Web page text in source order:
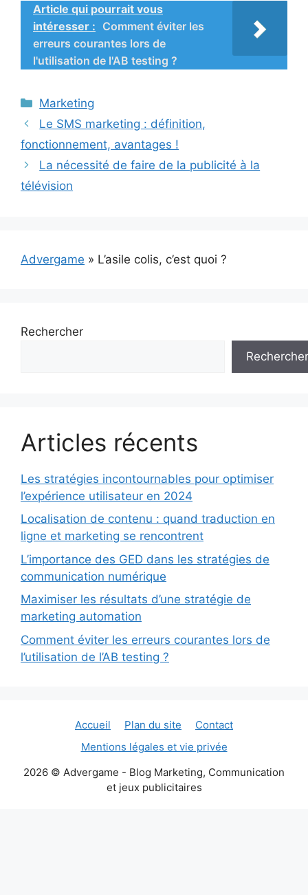
Article qui pourrait vous
intéresser : Comment éviter les
erreurs courantes lors de
l'utilisation de l'AB testing ?
Catégories
Marketing
Le SMS marketing : définition,
fonctionnement, avantages !
La nécessité de faire de la publicité à la
télévision
Advergame » L’asile colis, c’est quoi ?
Rechercher
Rechercher
Articles récents
Les stratégies incontournables pour optimiser
l’expérience utilisateur en 2024
Localisation de contenu : quand traduction en
ligne et marketing se rencontrent
L’importance des GED dans les stratégies de
communication numérique
Maximiser les résultats d’une stratégie de
marketing automation
Comment éviter les erreurs courantes lors de
l’utilisation de l’AB testing ?
Accueil Plan du site
Contact
Mentions légales et vie privée
2026 © Advergame - Blog Marketing, Communication
et jeux publicitaires